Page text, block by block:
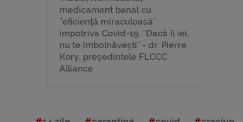
medicament banal cu
"eficiență miraculoasă"
împotriva Covid-19. "Dacă îl iei,
nu te îmbolnăvești" - dr. Pierre
Kory, președintele FLCCC
Alliance